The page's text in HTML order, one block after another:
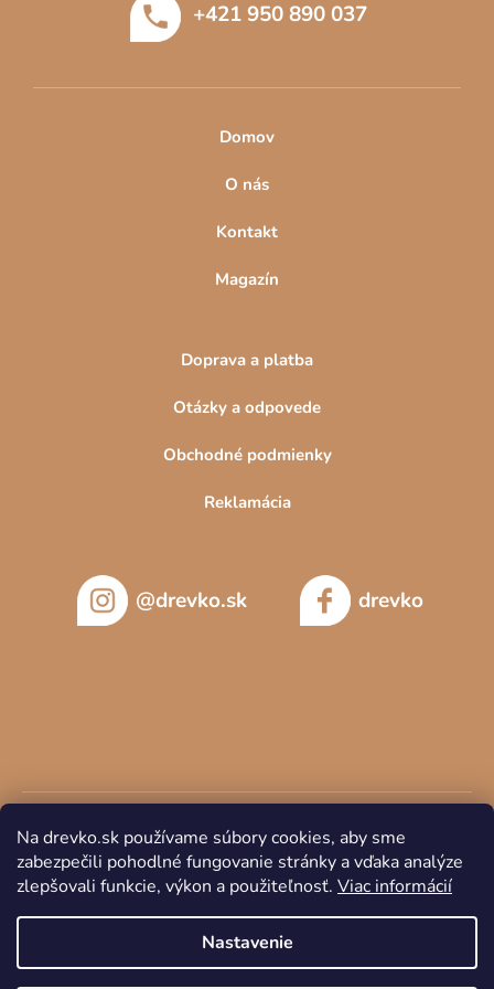
Na drevko.sk používame súbory cookies, aby sme
zabezpečili pohodlné fungovanie stránky a vďaka analýze
zlepšovali funkcie, výkon a použiteľnosť. Viac informácií
Nastavenie
+421 950 890 037
Domov
O nás
Kontakt
Magazín
Doprava a platba
Otázky a odpovede
Obchodné podmienky
Reklamácia
@drevko.sk drevko